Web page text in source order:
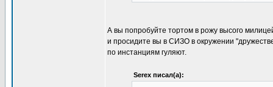
А вы попробуйте тортом в рожу высого
и просидите вы в СИЗО в окружении
по инстанциям гуляют.
Serex писал(а):